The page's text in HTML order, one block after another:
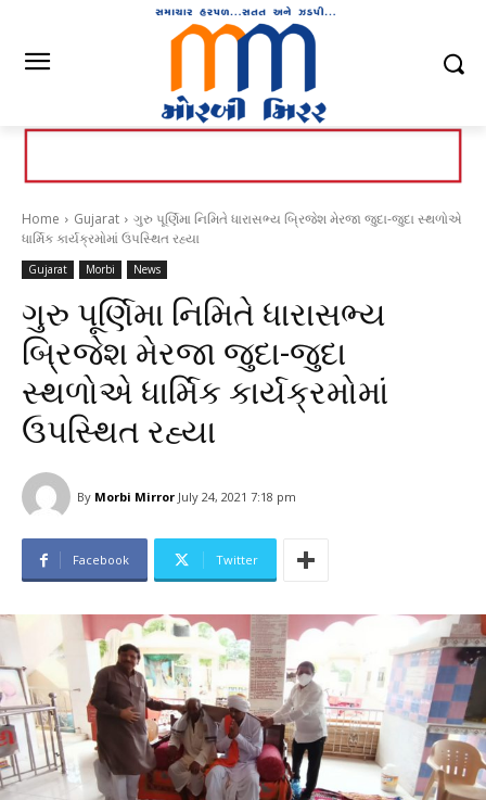
Home Gujarat
ગુરુ પૂર્ણિમા નિમિતે ધારાસભ્ય બ્રિજેશ મેરજા જુદા-જુદા સ્થળોએ
ધાર્મિક કાર્યક્રમોમાં ઉપસ્થિત રહ્યા
Gujarat Morbi News
ગુરુ પૂર્ણિમા નિમિતે ધારાસભ્ય
બ્રિજેશ મેરજા જુદા-જુદા
સ્થળોએ ધાર્મિક કાર્યક્રમોમાં
ઉપસ્થિત રહ્યા
By Morbi Mirror July 24, 2021 7:18 pm
Facebook Twitter